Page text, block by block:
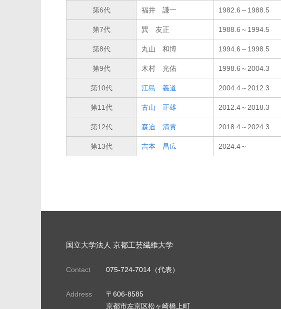
第6代 福井 謙一 1982.6～1988.5
第7代 巽 友正 1988.6～1994.5
第8代 丸山 和博 1994.6～1998.5
第9代 木村 光佑 1998.6～2004.3
第10代 江島 義道 2004.4～2012.3
第11代 古山 正雄 2012.4～2018.3
第12代 森迫 清貴 2018.4～2024.3
第13代 吉本 昌広 2024.4～
国立大学法人 京都工芸繊維大学
Contact 075-724-7014（代表）
Address
〒606-8585
京都市左京区松ヶ崎橋上町